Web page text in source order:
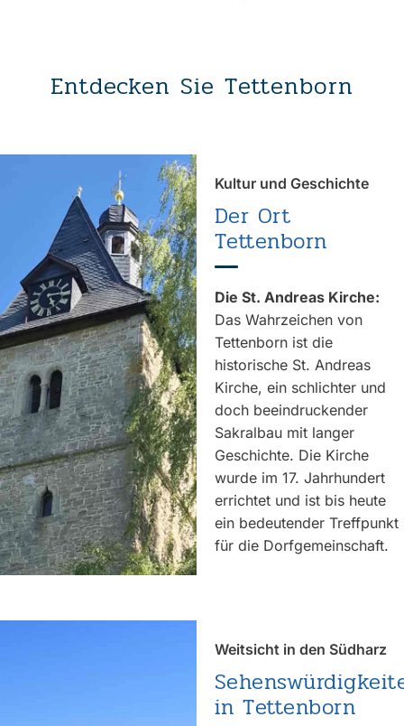
Entdecken Sie Tettenborn
Kultur und Geschichte
Der Ort
Tettenborn
Die St. Andreas Kirche:
Das Wahrzeichen von
Tettenborn ist die
historische St. Andreas
Kirche, ein schlichter und
doch beeindruckender
Sakralbau mit langer
Geschichte. Die Kirche
wurde im 17. Jahrhundert
errichtet und ist bis heute
ein bedeutender Treffpunkt
für die Dorfgemeinschaft.
Weitsicht in den Südharz
in Tettenborn